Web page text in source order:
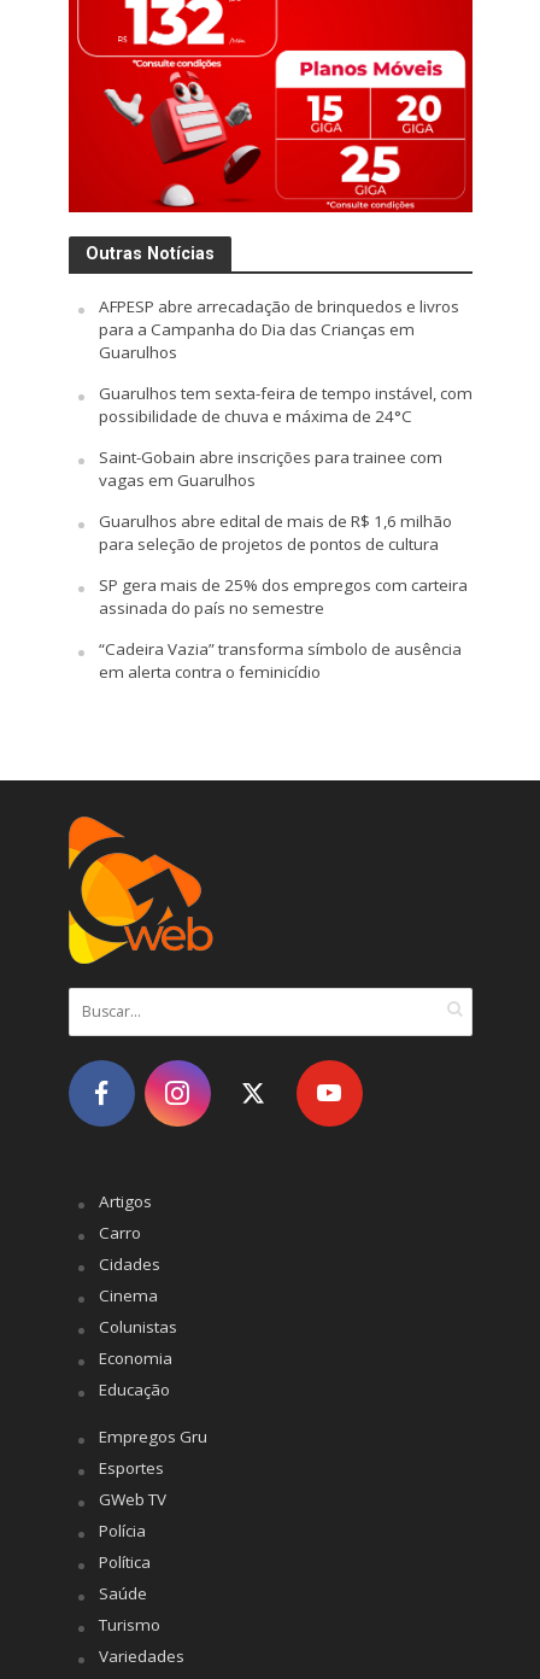
Outras Notícias
AFPESP abre arrecadação de brinquedos e livros
para a Campanha do Dia das Crianças em
Guarulhos
Guarulhos tem sexta-feira de tempo instável, com
possibilidade de chuva e máxima de 24°C
Saint-Gobain abre inscrições para trainee com
vagas em Guarulhos
Guarulhos abre edital de mais de R$ 1,6 milhão
para seleção de projetos de pontos de cultura
SP gera mais de 25% dos empregos com carteira
assinada do país no semestre
“Cadeira Vazia” transforma símbolo de ausência
em alerta contra o feminicídio
Artigos
Carro
Cidades
Cinema
Colunistas
Economia
Educação
Empregos Gru
Esportes
GWeb TV
Polícia
Política
Saúde
Turismo
Variedades